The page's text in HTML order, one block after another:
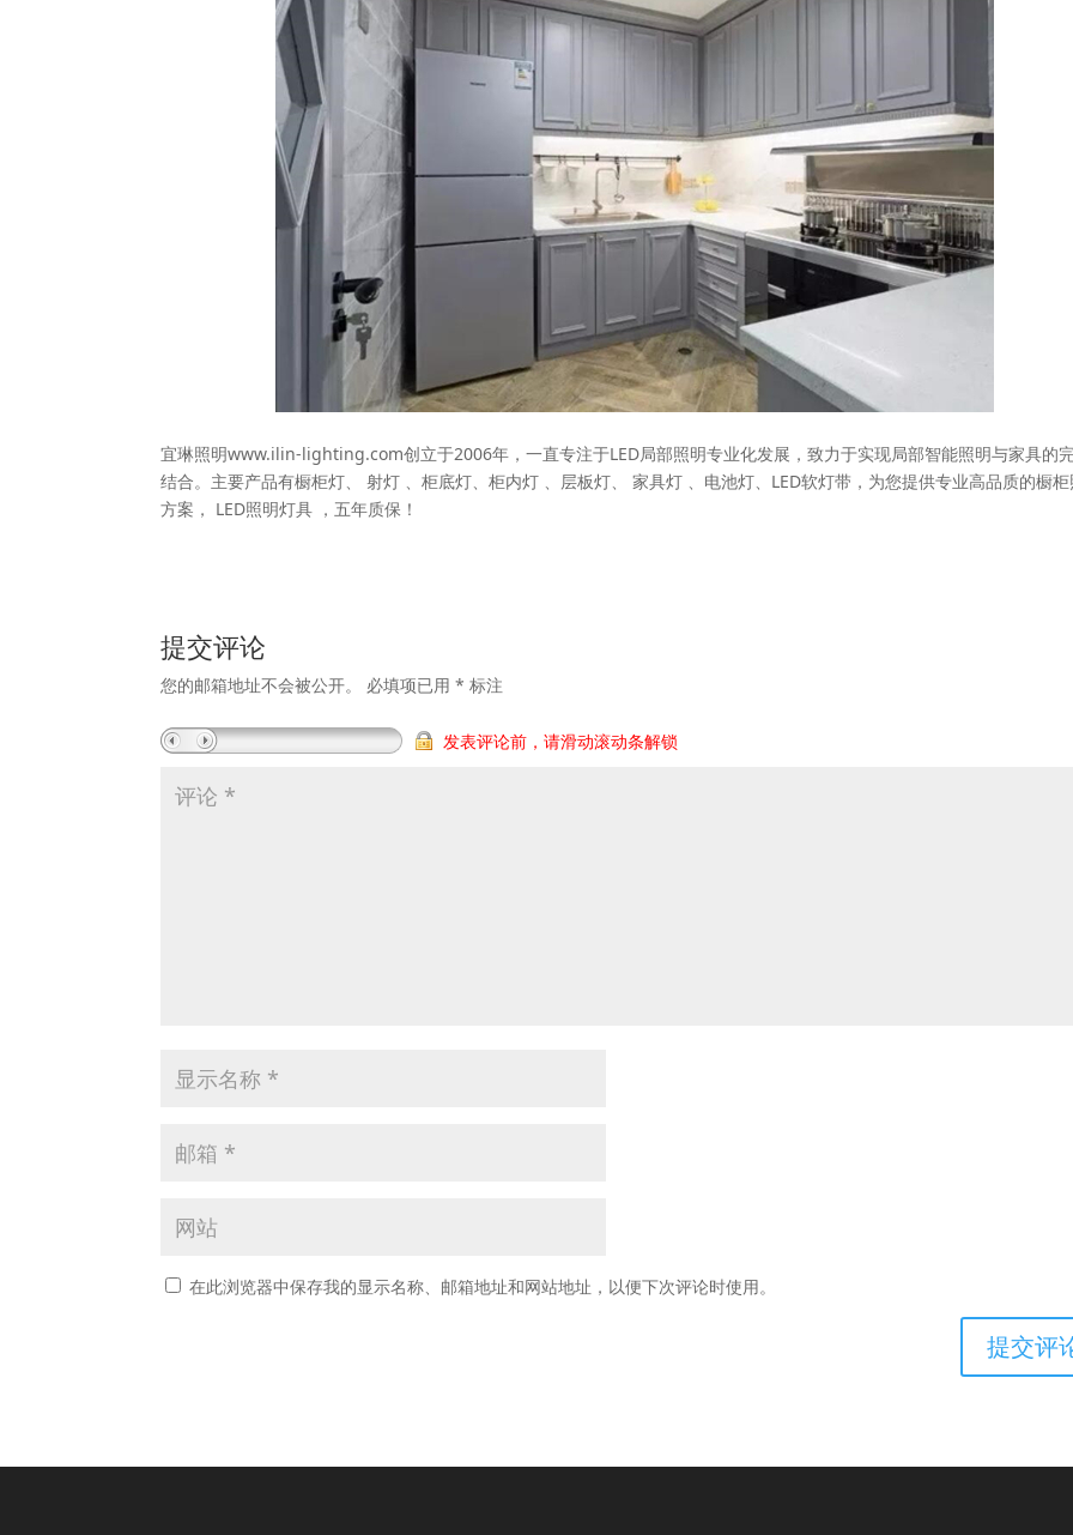
宜琳照明www.ilin-lighting.com创立于2006年，一直专注于LED局部照明专业化发展，致力于实现局部智能照明与家具的
结合。主要产品有橱柜灯、 射灯 、柜底灯、柜内灯 、层板灯、 家具灯 、电池灯、LED软灯带，为您提供专业高品质的橱
方案， LED照明灯具 ，五年质保！
提交评论
您的邮箱地址不会被公开。 必填项已用* 标注
发表评论前，请滑动滚动条解锁
在此浏览器中保存我的显示名称、邮箱地址和网站地址，以便下次评论时使用。